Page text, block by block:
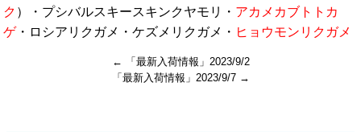
ク ）・プシバルスキースキンクヤモリ・ アカメカブトトカ
ゲ・ロシアリクガメ・ケズメリクガメ・ ヒョウモンリクガメ
←
「最新入荷情報」2023/9/2
「最新入荷情報」2023/9/7→